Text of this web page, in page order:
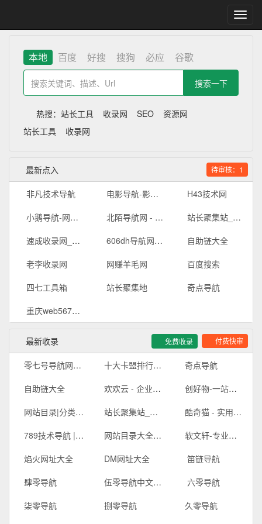
切
换
本地 百度 好搜 搜狗 必应 谷歌
热搜： 站长工具 收录网 SEO
资源网
站长工具
收录网
最新点入 待审核：1
非凡技术导航 电影导航-影视导航-电影站收录-自动收录网-网站收录
H43技术网
小鹅导航-网站收录-自动收录网-网址收录-自动秒收录
北陌导航网 - 技术导航-上网导航-网址导航
站长聚集站_技术导航、在线工具、电台收听、API接口、在线壁纸、公众号、小程序、小游戏、软件应用等，打造网站交流和展示平台 - 一站式资源平台
速成收录网_分类目录网_免费网站目录_网站收录_网址提交_免费收录网站
606dh导航网_常用网址大全_生活服务_让上网更顺溜
自助链大全
老李收录网
网赚羊毛网
百度搜索
四七工具箱
站长聚集地
奇点导航
重庆web5678分类信息网:便民生活|商务推广|本地资讯|二手转让|招聘求职|房屋租售|车辆交易|宠物买卖|影视广告|设计制作等信息
最新收录 免费收录 付费快审
零七号导航网-网址导航-收录网站-免费收录-自动秒收录-导航网站-提供免费源码 十大卡盟排行榜-卡盟平台官网-免费网站信息推广平台 - 卡盟收录网
奇点导航
自助链大全
欢欢云 - 企业级云计算与短信服务提供商
创好物-一站式印刷定制与AI造物平台
网站目录|分类目录|优秀网站-315友链网【官方网站】
站长聚集站_技术导航、在线工具、电台收听、API接口、在线壁纸、公众号、小程序、小游戏、软件应用等，打造网站交流和展示平台 - 一站式资源平台
酷奇猫 - 实用网址导航_优质网站分类目录_安全资源搜索
789技术导航 | 热门网址导航大全
网站目录大全_网址大全_网址目录_上网导航_网站提交-网址目录
软文轩-专业、免费收录各行业网站的分类目录网址导航平台
焰火网址大全
DM网址大全
笛链导航
肆零导航
伍零导航中文分类目录
六零导航
柒零导航
捌零导航
久零导航